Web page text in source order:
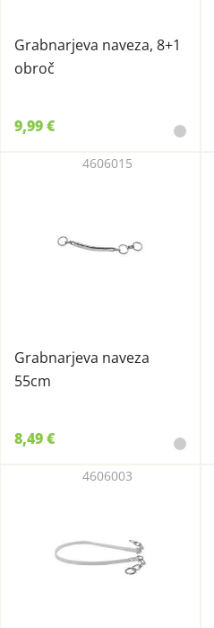
Grabnarjeva naveza, 8+1
obroč
9,99 €
Grabnarjeva naveza
55cm
4606015
8,49 €
4606003